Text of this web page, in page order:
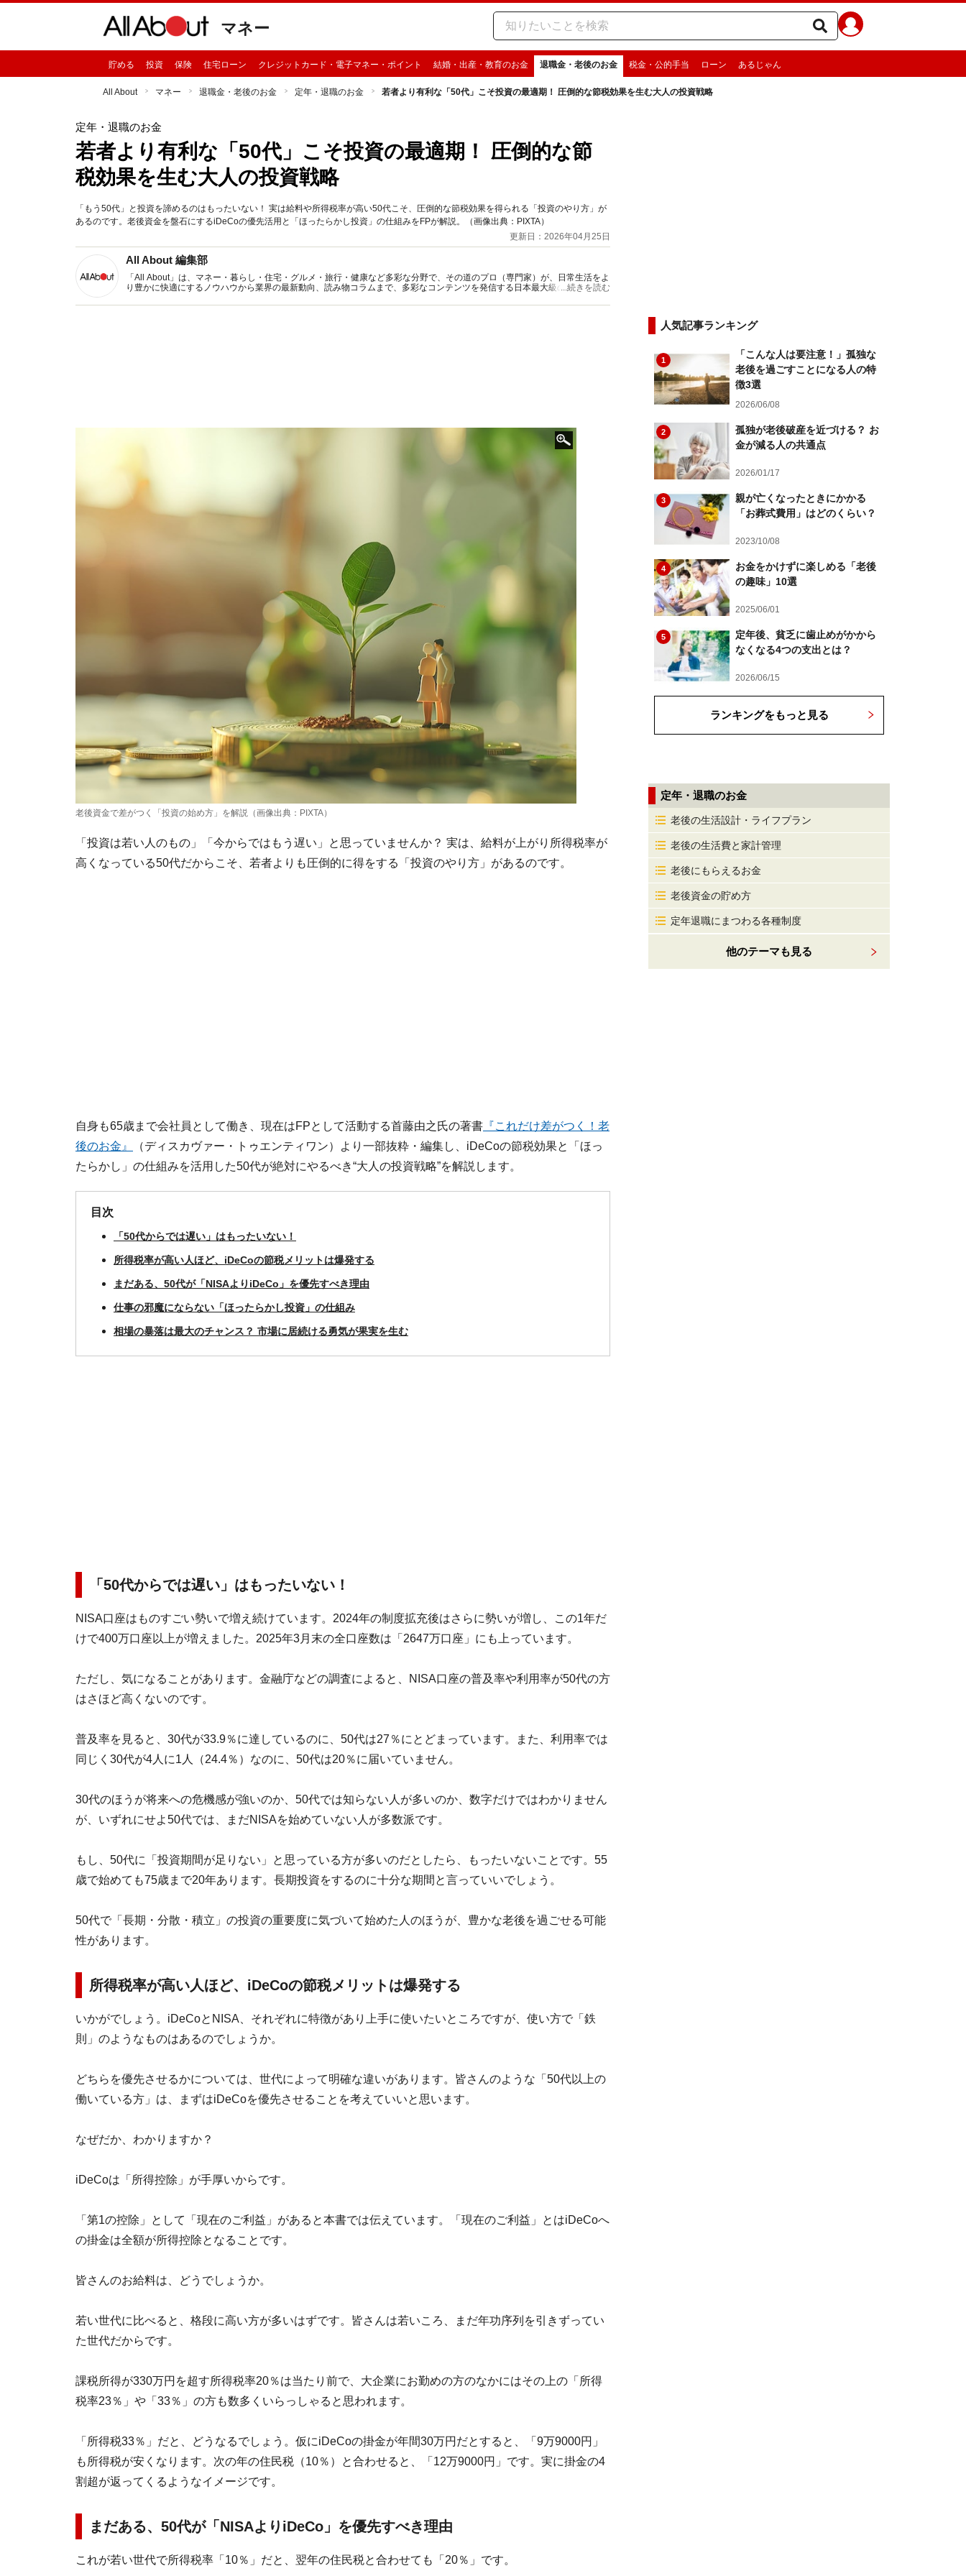
マネー
貯める 投資 保険 住宅ローン クレジットカード・電子マネー・ポイント 結婚・出産・教育のお金 退職金・老後のお金 税金・公的手当 ローン あるじゃん
All About マネー 退職金・老後のお金 定年・退職のお金 若者より有利な「50代」こそ投資の最適期！ 圧倒的な節税効果を生む大人の投資戦略
定年・退職のお金
若者より有利な「50代」こそ投資の最適期！ 圧倒的な節
税効果を生む大人の投資戦略
「もう50代」と投資を諦めるのはもったいない！ 実は給料や所得税率が高い50代こそ、圧倒的な節税効果を得られる「投資のやり方」が
あるのです。老後資金を盤石にするiDeCoの優先活用と「ほったらかし投資」の仕組みをFPが解説。（画像出典：PIXTA）
更新日：2026年04月25日
All About 編集部
「All About」は、マネー・暮らし・住宅・グルメ・旅行・健康など多彩な分野で、その道のプロ（専門家）が、日常生活をよ
り豊かに快適にするノウハウから業界の最新動向、読み物コラムまで、多彩なコンテンツを発信する日本最大級の総合情報サ
...続きを読む
​老後資金で差がつく「投資の始め方」を解説（画像出典：PIXTA）
「投資は若い人のもの」「今からではもう遅い」と思っていませんか？ 実は、給料が上がり所得税率が
高くなっている50代だからこそ、若者よりも圧倒的に得をする「投資のやり方」があるのです。
自身も65歳まで会社員として働き、現在はFPとして活動する首藤由之氏の著書 『これだけ差がつく！老
後のお金』
（ディスカヴァー・トゥエンティワン）より一部抜粋・編集し、iDeCoの節税効果と「ほっ
たらかし」の仕組みを活用した50代が絶対にやるべき“大人の投資戦略”を解説します。
目次
「50代からでは遅い」はもったいない！
所得税率が高い人ほど、iDeCoの節税メリットは爆発する
まだある、50代が「NISAよりiDeCo」を優先すべき理由
仕事の邪魔にならない「ほったらかし投資」の仕組み
相場の暴落は最大のチャンス？ 市場に居続ける勇気が果実を生む
「50代からでは遅い」はもったいない！
NISA口座はものすごい勢いで増え続けています。2024年の制度拡充後はさらに勢いが増し、この1年だ
けで400万口座以上が増えました。2025年3月末の全口座数は「2647万口座」にも上っています。
ただし、気になることがあります。金融庁などの調査によると、NISA口座の普及率や利用率が50代の方
はさほど高くないのです。
普及率を見ると、30代が33.9％に達しているのに、50代は27％にとどまっています。また、利用率では
同じく30代が4人に1人（24.4％）なのに、50代は20％に届いていません。
30代のほうが将来への危機感が強いのか、50代では知らない人が多いのか、数字だけではわかりません
が、いずれにせよ50代では、まだNISAを始めていない人が多数派です。
もし、50代に「投資期間が足りない」と思っている方が多いのだとしたら、もったいないことです。55
歳で始めても75歳まで20年あります。長期投資をするのに十分な期間と言っていいでしょう。
50代で「長期・分散・積立」の投資の重要度に気づいて始めた人のほうが、豊かな老後を過ごせる可能
性があります。
所得税率が高い人ほど、iDeCoの節税メリットは爆発する
いかがでしょう。iDeCoとNISA、それぞれに特徴があり上手に使いたいところですが、使い方で「鉄
則」のようなものはあるのでしょうか。
どちらを優先させるかについては、世代によって明確な違いがあります。皆さんのような「50代以上の
働いている方」は、まずはiDeCoを優先させることを考えていいと思います。
なぜだか、わかりますか？
iDeCoは「所得控除」が手厚いからです。
「第1の控除」として「現在のご利益」があると本書では伝えています。「現在のご利益」とはiDeCoへ
の掛金は全額が所得控除となることです。
皆さんのお給料は、どうでしょうか。
若い世代に比べると、格段に高い方が多いはずです。皆さんは若いころ、まだ年功序列を引きずってい
た世代だからです。
課税所得が330万円を超す所得税率20％は当たり前で、大企業にお勤めの方のなかにはその上の「所得
税率23％」や「33％」の方も数多くいらっしゃると思われます。
「所得税33％」だと、どうなるでしょう。仮にiDeCoの掛金が年間30万円だとすると、「9万9000円」
も所得税が安くなります。次の年の住民税（10％）と合わせると、「12万9000円」です。実に掛金の4
割超が返ってくるようなイメージです。
まだある、50代が「NISAよりiDeCo」を優先すべき理由
これが若い世代で所得税率「10％」だと、翌年の住民税と合わせても「20％」です。
人気記事ランキング
1
「こんな人は要注意！」孤独な
老後を過ごすことになる人の特
徴3選
2026/06/08
2
孤独が老後破産を近づける？ お
金が減る人の共通点
2026/01/17
3
親が亡くなったときにかかる
「お葬式費用」はどのくらい？
2023/10/08
4
お金をかけずに楽しめる「老後
の趣味」10選
2025/06/01
5
定年後、貧乏に歯止めがかから
なくなる4つの支出とは？
2026/06/15
ランキングをもっと見る
定年・退職のお金
老後の生活設計・ライフプラン
老後の生活費と家計管理
老後にもらえるお金
老後資金の貯め方
定年退職にまつわる各種制度
他のテーマも見る